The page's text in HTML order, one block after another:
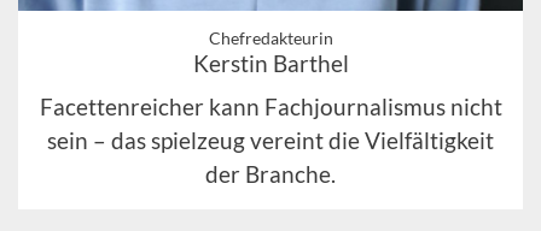
Chefredakteurin
Kerstin Barthel
Facettenreicher kann Fachjournalismus nicht
sein – das spielzeug vereint die Vielfältigkeit
der Branche.